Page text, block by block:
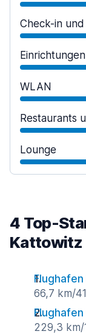
Check-in
WLAN
Restaurants
Lounge
4 Top-
Kattowitz
Flughafen
66,7 km/
229,3